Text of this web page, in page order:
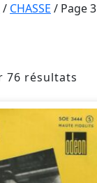
/ CHASSE / Page 3
76 résultats